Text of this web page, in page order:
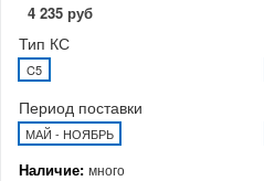
4 235 руб
Тип КС
C5
Период поставки
МАЙ - НОЯБРЬ
Наличие: много